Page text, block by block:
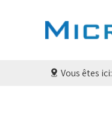
Vous êtes ici: